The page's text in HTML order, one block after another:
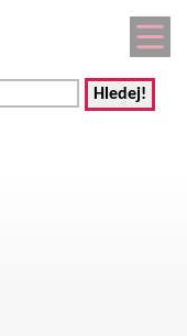
Hledej!